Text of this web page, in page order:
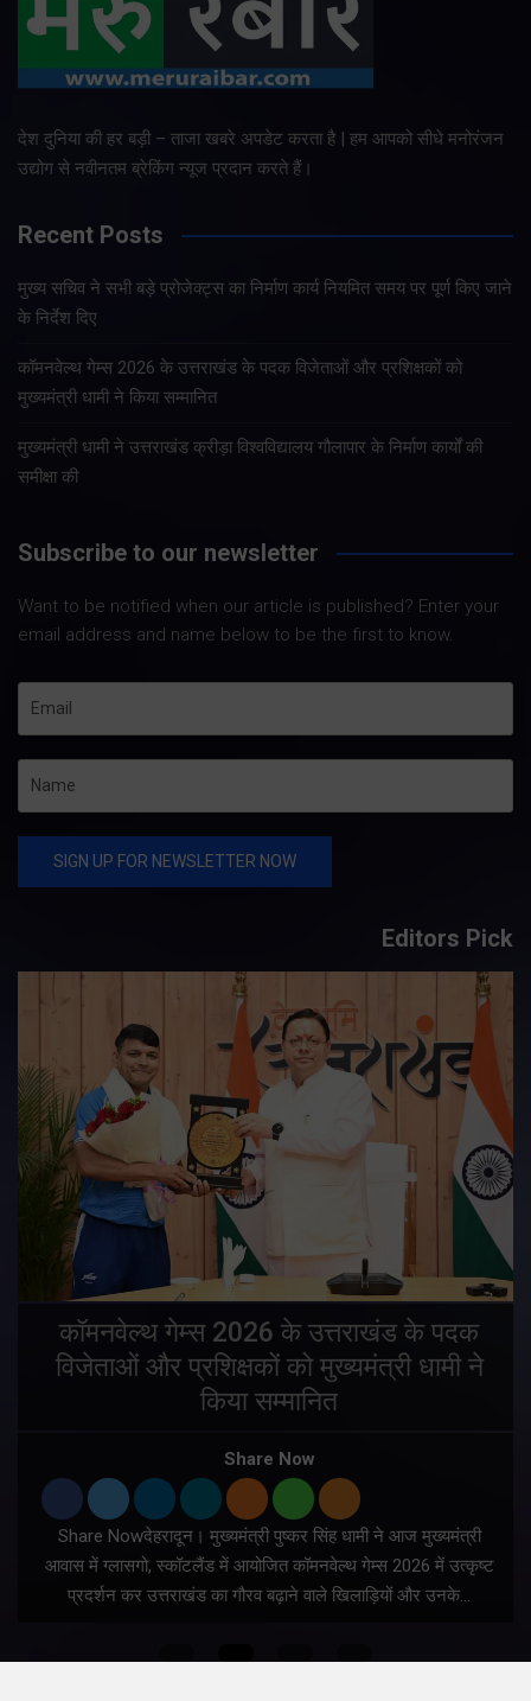
देश दुनिया की हर बड़ी – ताजा खबरे अपडेट करता है | हम आपको सीधे मनोरंजन
उद्योग से नवीनतम ब्रेकिंग न्यूज प्रदान करते हैं।
Recent Posts
मुख्य सचिव ने सभी बड़े प्रोजेक्ट्स का निर्माण कार्य नियमित समय पर पूर्ण किए जाने
के निर्देश दिए
कॉमनवेल्थ गेम्स 2026 के उत्तराखंड के पदक विजेताओं और प्रशिक्षकों को
मुख्यमंत्री धामी ने किया सम्मानित
मुख्यमंत्री धामी ने उत्तराखंड क्रीड़ा विश्वविद्यालय गौलापार के निर्माण कार्यों की
समीक्षा की
Subscribe to our newsletter
Want to be notified when our article is published? Enter your
email address and name below to be the first to know.
Editors Pick
कॉमनवेल्थ गेम्स 2026 के उत्तराखंड के पदक
विजेताओं और प्रशिक्षकों को मुख्यमंत्री धामी ने
किया सम्मानित
Share Now
Share Nowदेहरादून। मुख्यमंत्री पुष्कर सिंह धामी ने आज मुख्यमंत्री
आवास में ग्लासगो, स्कॉटलैंड में आयोजित कॉमनवेल्थ गेम्स 2026 में उत्कृष्ट
प्रदर्शन कर उत्तराखंड का गौरव बढ़ाने वाले खिलाड़ियों और उनके…